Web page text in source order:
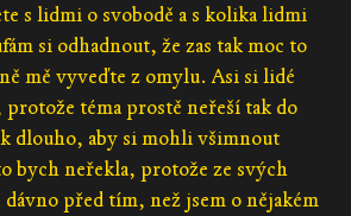
s lidmi o svobodě a s kolika lidmi
si odhadnout, že zas tak moc to
mě vyveďte z omylu. Asi si lidé
téma prostě neřeší tak do
dlouho, aby si mohli všimnout
bych neřekla, protože ze svých
před tím, než jsem o nějakém